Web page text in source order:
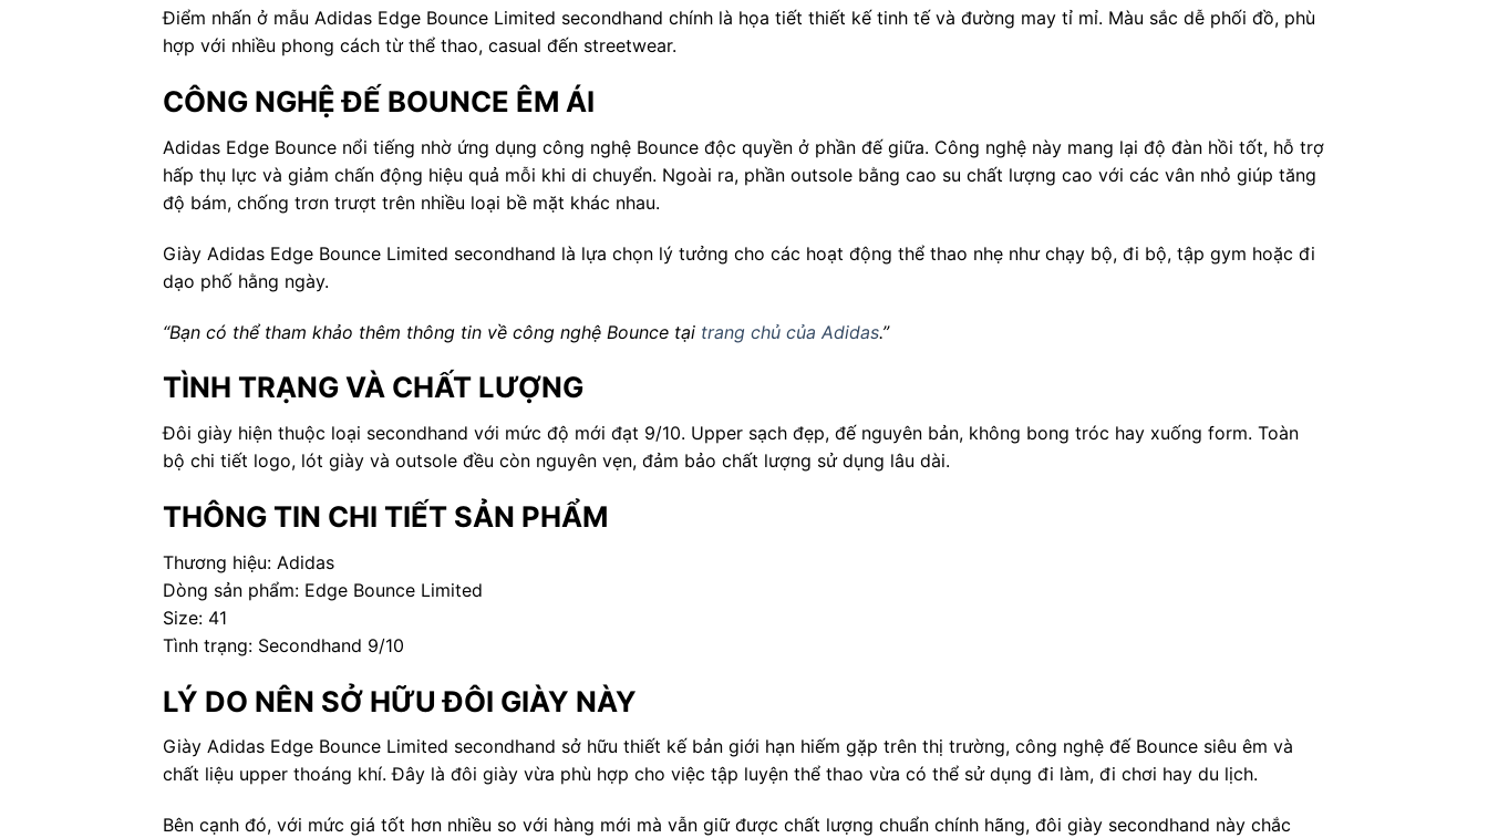
Điểm nhấn ở mẫu Adidas Edge Bounce Limited secondhand chính là họa tiết thiết kế tinh tế và đường may tỉ mỉ. Màu sắc dễ phối đồ, phù
hợp với nhiều phong cách từ thể thao, casual đến streetwear.
CÔNG NGHỆ ĐẾ BOUNCE ÊM ÁI
Adidas Edge Bounce nổi tiếng nhờ ứng dụng công nghệ Bounce độc quyền ở phần đế giữa. Công nghệ này mang lại độ đàn hồi tốt, hỗ trợ
hấp thụ lực và giảm chấn động hiệu quả mỗi khi di chuyển. Ngoài ra, phần outsole bằng cao su chất lượng cao với các vân nhỏ giúp tăng
độ bám, chống trơn trượt trên nhiều loại bề mặt khác nhau.
Giày Adidas Edge Bounce Limited secondhand là lựa chọn lý tưởng cho các hoạt động thể thao nhẹ như chạy bộ, đi bộ, tập gym hoặc đi
dạo phố hằng ngày.
“Bạn có thể tham khảo thêm thông tin về công nghệ Bounce tại trang chủ của Adidas.”
TÌNH TRẠNG VÀ CHẤT LƯỢNG
Đôi giày hiện thuộc loại secondhand với mức độ mới đạt 9/10. Upper sạch đẹp, đế nguyên bản, không bong tróc hay xuống form. Toàn
bộ chi tiết logo, lót giày và outsole đều còn nguyên vẹn, đảm bảo chất lượng sử dụng lâu dài.
THÔNG TIN CHI TIẾT SẢN PHẨM
Thương hiệu: Adidas
Dòng sản phẩm: Edge Bounce Limited
Size: 41
Tình trạng: Secondhand 9/10
LÝ DO NÊN SỞ HỮU ĐÔI GIÀY NÀY
Giày Adidas Edge Bounce Limited secondhand sở hữu thiết kế bản giới hạn hiếm gặp trên thị trường, công nghệ đế Bounce siêu êm và
chất liệu upper thoáng khí. Đây là đôi giày vừa phù hợp cho việc tập luyện thể thao vừa có thể sử dụng đi làm, đi chơi hay du lịch.
Bên cạnh đó, với mức giá tốt hơn nhiều so với hàng mới mà vẫn giữ được chất lượng chuẩn chính hãng, đôi giày secondhand này chắc